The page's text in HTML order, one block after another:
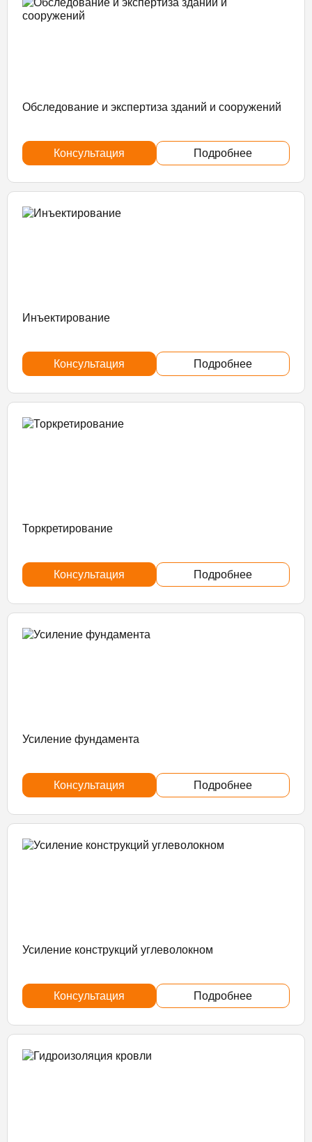
Обследование и экспертиза зданий и сооружений
Консультация Подробнее
Инъектирование
Консультация Подробнее
Торкретирование
Консультация Подробнее
Усиление фундамента
Консультация Подробнее
Усиление конструкций углеволокном
Консультация Подробнее